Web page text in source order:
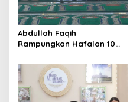
i
o
n
Abdullah Faqih
Rampungkan Hafalan 10
Tahfidz